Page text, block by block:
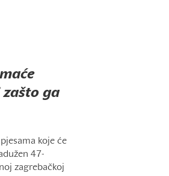
ga
koje će
47-
zagrebačkoj